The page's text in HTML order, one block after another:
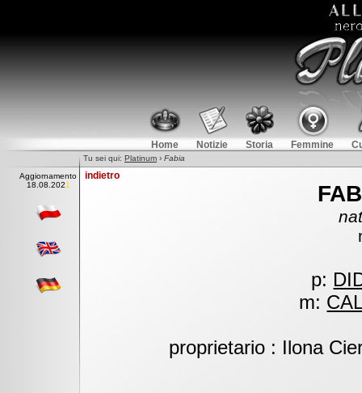
Home Notizie Storia Femmine
Tu sei qui: Platinum › Fabia
Aggiornamento
18.08.2021
indietro
p:
m:
proprietario : Ilona